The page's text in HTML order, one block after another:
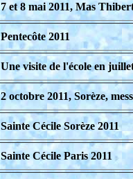
7 et 8 mai 2011, Mas
Pentecôte 2011
Une visite de l'école en
2 octobre 2011, Sorèze,
Sainte Cécile Sorèze 2011
Sainte Cécile Paris 2011